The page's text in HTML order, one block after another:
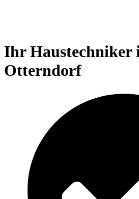
IhrHaustechniker
Otterndorf